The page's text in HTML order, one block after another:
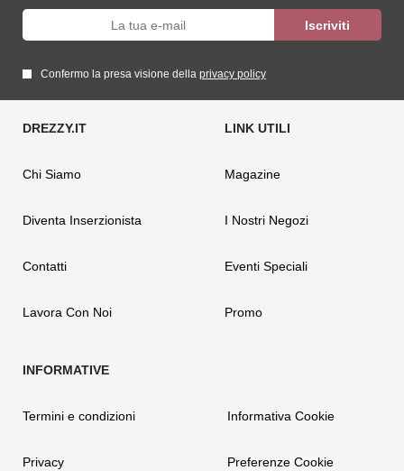
Confermo la presa visione della privacy policy
Chi Siamo
Diventa Inserzionista
Contatti
Lavora Con Noi
Magazine
I Nostri Negozi
Eventi Speciali
Promo
Termini e condizioni
Privacy
Informativa Cookie
Preferenze Cookie